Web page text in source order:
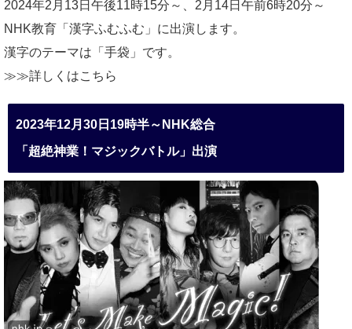
2024年2月13日午後11時15分～、2月14日午前6時20分～
NHK教育「漢字ふむふむ」に出演します。
漢字のテーマは「手袋」です。
≫≫詳しくはこちら
2023年12月30日19時半～NHK総合
「超絶神業！マジックバトル」出演